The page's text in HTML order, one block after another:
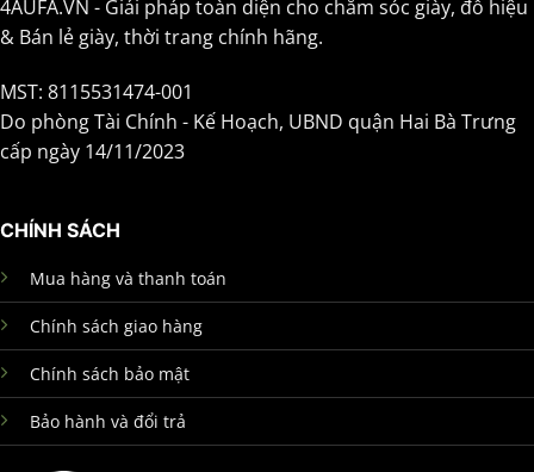
4AUFA.VN - Giải pháp toàn diện cho chăm sóc giày, đồ hiệu
& Bán lẻ giày, thời trang chính hãng.
MST: 8115531474-001
Do phòng Tài Chính - Kế Hoạch, UBND quận Hai Bà Trưng
cấp ngày 14/11/2023
CHÍNH SÁCH
Mua hàng và thanh toán
Chính sách giao hàng
Chính sách bảo mật
Bảo hành và đổi trả